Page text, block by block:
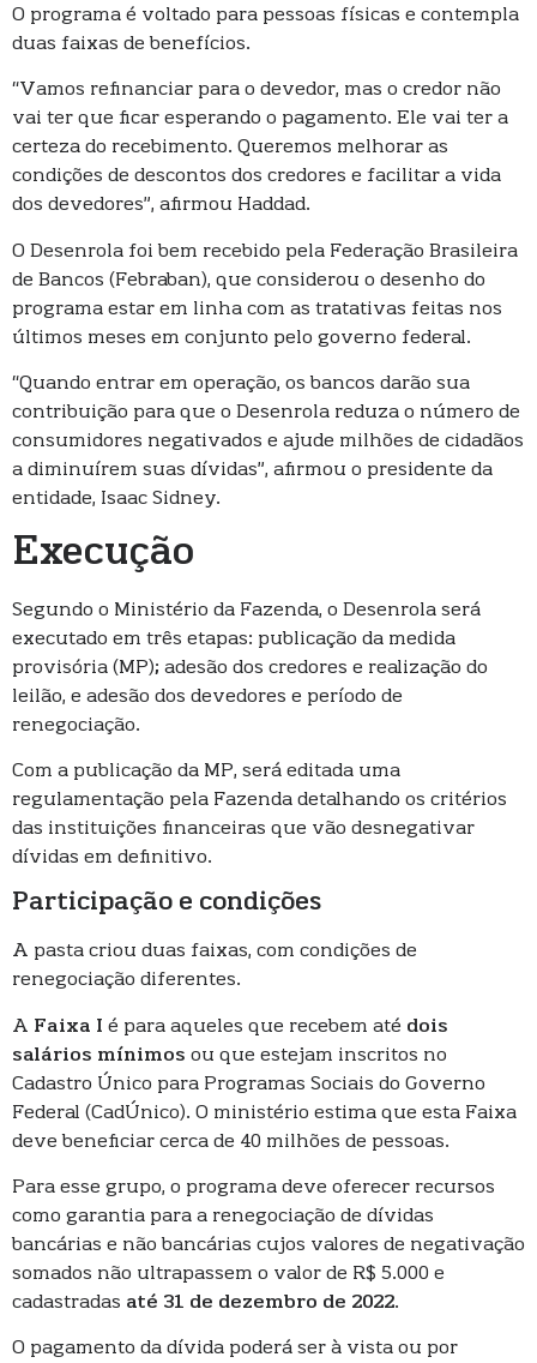
O programa é voltado para pessoas físicas e contempla
duas faixas de benefícios.
“Vamos refinanciar para o devedor, mas o credor não
vai ter que ficar esperando o pagamento. Ele vai ter a
certeza do recebimento. Queremos melhorar as
condições de descontos dos credores e facilitar a vida
dos devedores”, afirmou Haddad.
O Desenrola foi bem recebido pela Federação Brasileira
de Bancos (Febraban), que considerou o desenho do
programa estar em linha com as tratativas feitas nos
últimos meses em conjunto pelo governo federal.
“Quando entrar em operação, os bancos darão sua
contribuição para que o Desenrola reduza o número de
consumidores negativados e ajude milhões de cidadãos
a diminuírem suas dívidas”, afirmou o presidente da
entidade, Isaac Sidney.
Execução
Segundo o Ministério da Fazenda, o Desenrola será
executado em três etapas: publicação da medida
provisória (MP); adesão dos credores e realização do
leilão, e adesão dos devedores e período de
renegociação.
Com a publicação da MP, será editada uma
regulamentação pela Fazenda detalhando os critérios
das instituições financeiras que vão desnegativar
dívidas em definitivo.
Participação e condições
A pasta criou duas faixas, com condições de
renegociação diferentes.
A Faixa I é para aqueles que recebem até dois
salários mínimos ou que estejam inscritos no
Cadastro Único para Programas Sociais do Governo
Federal (CadÚnico). O ministério estima que esta Faixa
deve beneficiar cerca de 40 milhões de pessoas.
Para esse grupo, o programa deve oferecer recursos
como garantia para a renegociação de dívidas
bancárias e não bancárias cujos valores de negativação
somados não ultrapassem o valor de R$ 5.000 e
cadastradas até 31 de dezembro de 2022.
O pagamento da dívida poderá ser à vista ou por